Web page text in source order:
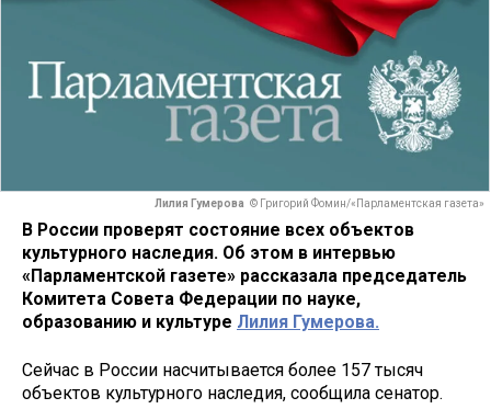
Лилия Гумерова © Григорий Фомин/«Парламентская газета»
В России проверят состояние всех объектов
культурного наследия. Об этом в интервью
«Парламентской газете» рассказала председатель
Комитета Совета Федерации по науке,
образованию и культуре Лилия Гумерова.
Сейчас в России насчитывается более 157 тысяч
объектов культурного наследия, сообщила сенатор.